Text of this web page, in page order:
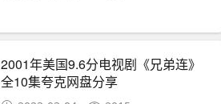
2001年美国9.6分电视剧《兄弟连》
全10集夸克网盘分享